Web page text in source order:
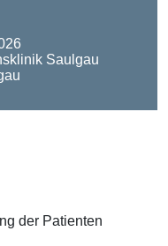
Saulgau
der Patienten